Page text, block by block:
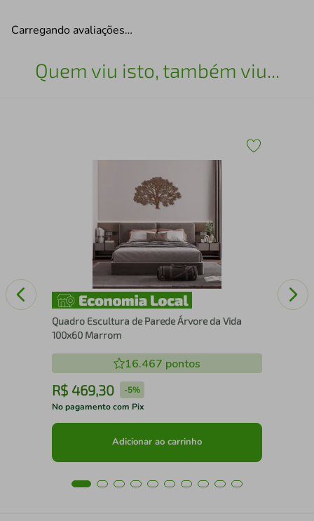
Carregando avaliações…
Quem viu isto, também viu...
Quadro Escultura de Parede Árvore da Vida
100x60 Marrom
16.467 pontos
R$ 469,30 -5%
No pagamento com Pix
Adicionar ao carrinho